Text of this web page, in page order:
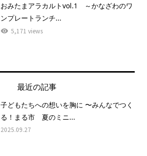
おみたまアラカルトvol.1 ～かなざわのワ
ンプレートランチ...
5,171 views
最近の記事
子どもたちへの想いを胸に 〜みんなでつく
る！まる市 夏のミニ...
2025.09.27